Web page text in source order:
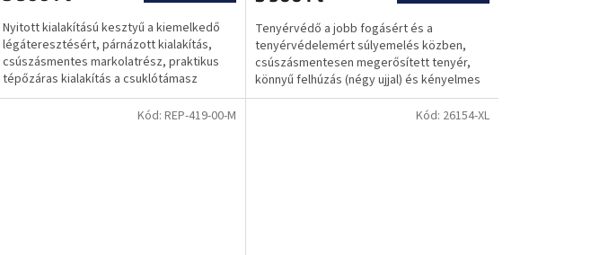
Nyitott kialakítású kesztyű a kiemelkedő
légáteresztésért, párnázott kialakítás,
csúszásmentes markolatrész, praktikus
tépőzáras kialakítás a csuklótámasz
érdekében.
Tenyérvédő a jobb fogásért és a
tenyérvédelemért súlyemelés közben,
csúszásmentesen megerősített tenyér,
könnyű felhúzás (négy ujjal) és kényelmes
tépőzáras kialakítás.
Kód: REP-419-00-M Kód: 26154-XL